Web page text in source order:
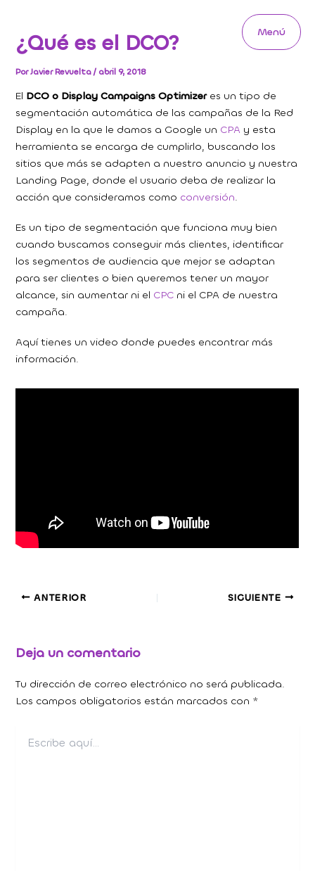
contenido
Main
Menú
¿Qué es el DCO?
PorJavier Revuelta/ abril 9, 2018
El DCO o Display Campaigns Optimizeres un tipo de
segmentación automática de las campañas de la Red
Display en la que le damos a Google un CPA y esta
herramienta se encarga de cumplirlo, buscando los
sitios que más se adapten a nuestro anuncio y nuestra
Landing Page, donde el usuario deba de realizar la
acción que consideramos como conversión.
Es un tipo de segmentación que funciona muy bien
cuando buscamos conseguir más clientes, identificar
los segmentos de audiencia que mejor se adaptan
para ser clientes o bien queremos tener un mayor
alcance, sin aumentar ni el CPC ni el CPA de nuestra
campaña.
Aquí tienes un video donde puedes encontrar más
información.
ANTERIOR SIGUIENTE
Deja un comentario
Tu dirección de correo electrónico no será publicada.
Los campos obligatorios están marcados con *
aquí...